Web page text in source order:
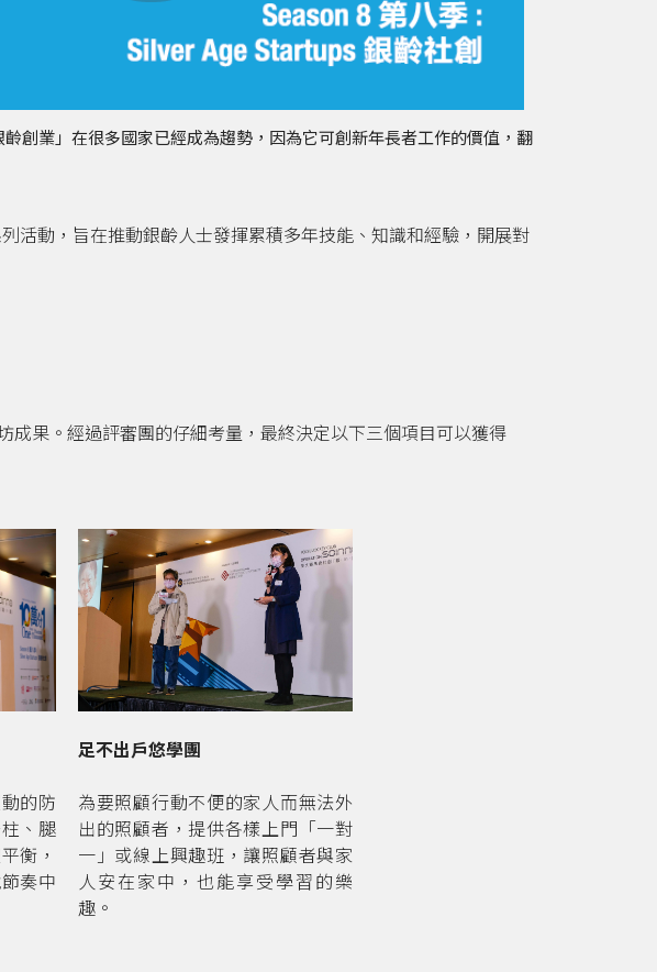
齡創業」在很多國家已經成為趨勢，因為它可創新年長者工作的價值，翻
動，旨在推動銀齡人士發揮累積多年技能、知識和經驗，開展對
成果。 經過評審團的仔細考量，最終決定以下三個項目可以獲得
的防
、腿
衡，
奏中
足不出戶悠學團
為要照顧行動不便的家人而無法外
出的照顧者，提供各樣上門「一對
一」或線上興趣班，讓照顧者與家
人安在家中，也能享受學習的樂
趣。